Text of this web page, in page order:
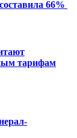
66%
тарифам